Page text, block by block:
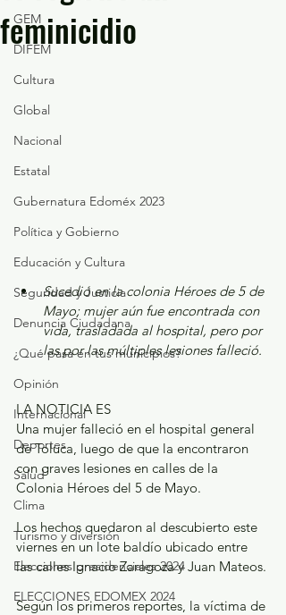
GEM
DIFEM
Cultura
Global
Nacional
Estatal
Gubernatura Edoméx 2023
Política y Gobierno
Educación y Cultura
Seguridad y Justicia
Denuncia Ciudadana
¿Qué pasa en tus municipios?
Opinión
Internacional
Deportes
Salud
Clima
Turismo y diversión
Elecciones presidenciales 2024
ELECCIONES EDOMEX 2024
feminicidio
Sucedió en la colonia Héroes de 5 de
Mayo; mujer aún fue encontrada con
vida, trasladada al hospital, pero por
las por las múltiples lesiones falleció.
LA NOTICIA ES
Una mujer falleció en el hospital general
de Toluca, luego de que la encontraron
con graves lesiones en calles de la
Colonia Héroes del 5 de Mayo.
Los hechos quedaron al descubierto este
viernes en un lote baldío ubicado entre
las calles Ignacio Zaragoza y Juan Mateos.
Según los primeros reportes, la víctima de